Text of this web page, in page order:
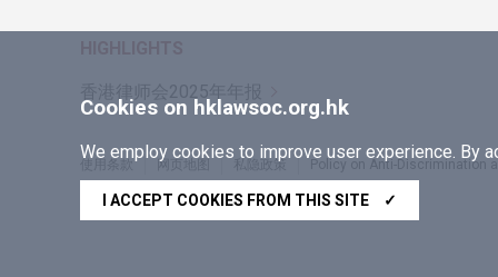
Cookies on hklawsoc.org.hk
We employ cookies to improve user experience. By
I ACCEPT COOKIES FROM THIS SITE ✓
香港律师会2025年年报
网页地图 私隐政策
Policy on Anti-Discrimination
Copyright © 2026 香港律师会版权所有，不得转载